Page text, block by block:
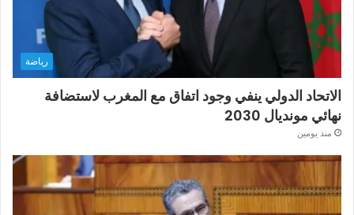
رياضة
الاتحاد الدولي ينفي وجود اتفاق مع المغرب لاستضافة
نهائي مونديال 2030
منذ يومين